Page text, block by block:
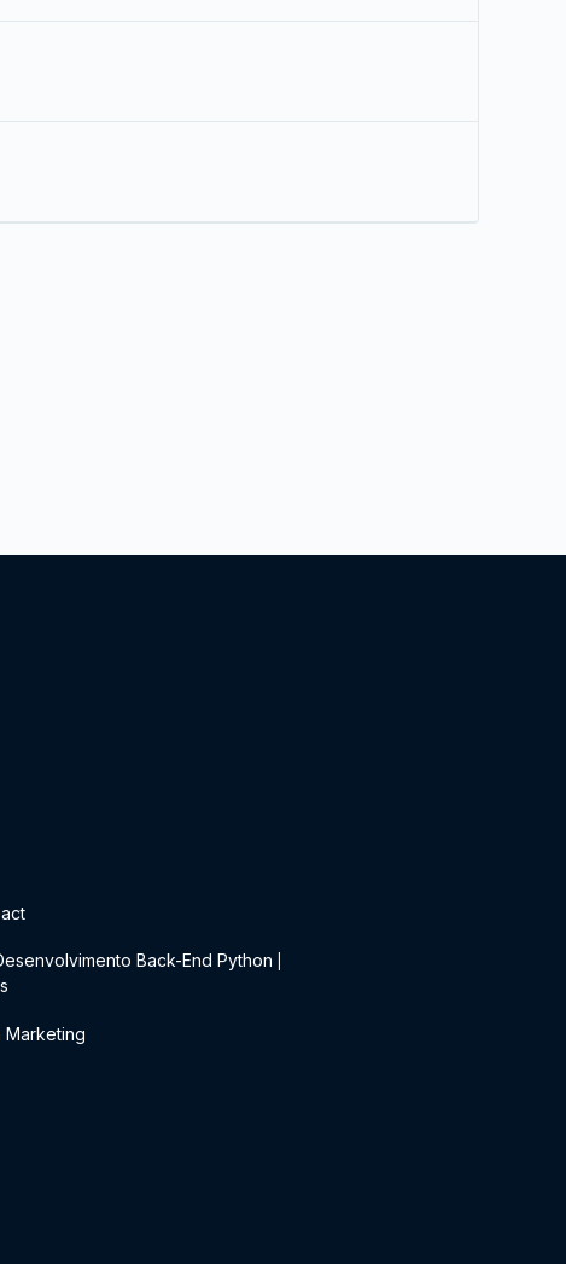
Back-End Python
Marketing